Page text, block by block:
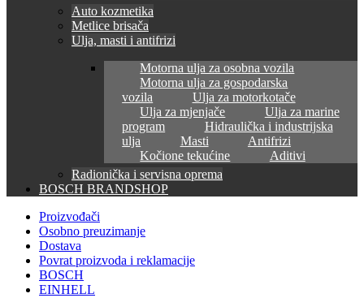
Auto kozmetika
Metlice brisača
Ulja, masti i antifrizi
Motorna ulja za osobna vozila
Motorna ulja za gospodarska
vozila
Ulja za motorkotače
Ulja za mjenjače
Ulja za marine
program
Hidraulička i industrijska
ulja
Masti
Antifrizi
Kočione tekućine
Aditivi
Radionička i servisna oprema
BOSCH BRANDSHOP
Proizvođači
Osobno preuzimanje
Dostava
Povrat proizvoda i reklamacije
BOSCH
EINHELL